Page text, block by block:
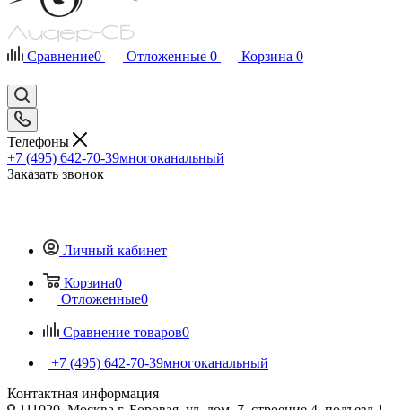
Сравнение0 Отложенные 0 Корзина 0
Телефоны
+7 (495) 642-70-39многоканальный
Заказать звонок
Личный кабинет
Корзина0
Отложенные0
Сравнение товаров0
+7 (495) 642-70-39многоканальный
Контактная информация